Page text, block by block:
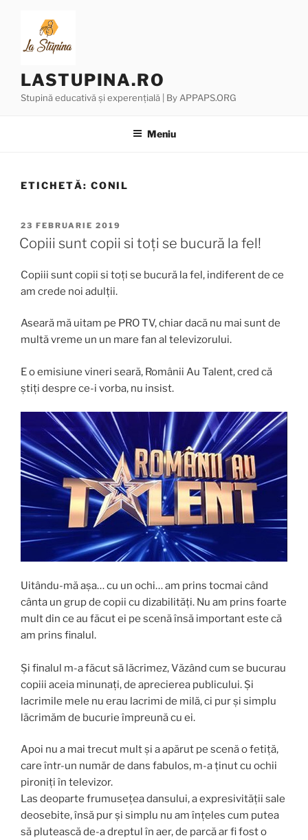
conținut
LASTUPINA.RO
Stupină educativă și experențială | By APPAPS.ORG
Meniu
ETICHETĂ: CONIL
PUBLICAT
PE
23 FEBRUARIE 2019
Copiii sunt copii si toți se bucură la fel!
Copiii sunt copii si toți se bucură la fel, indiferent de ce
am crede noi adulții.
Aseară mă uitam pe PRO TV, chiar dacă nu mai sunt de
multă vreme un un mare fan al televizorului.
E o emisiune vineri seară, Românii Au Talent, cred că
știți despre ce-i vorba, nu insist.
Uitându-mă așa… cu un ochi… am prins tocmai când
cânta un grup de copii cu dizabilități. Nu am prins foarte
mult din ce au făcut ei pe scenă însă important este că
am prins finalul.
Și finalul m-a făcut să lăcrimez, Văzând cum se bucurau
copiii aceia minunați, de aprecierea publicului. Și
lacrimile mele nu erau lacrimi de milă, ci pur și simplu
lăcrimăm de bucurie împreună cu ei.
Apoi nu a mai trecut mult și a apărut pe scenă o fetiță,
care într-un număr de dans fabulos, m-a ținut cu ochii
pironiți în televizor.
Las deoparte frumusețea dansului, a expresivității sale
deosebite, însă pur și simplu nu am înțeles cum putea
să plutească de-a dreptul în aer, de parcă ar fi fost o